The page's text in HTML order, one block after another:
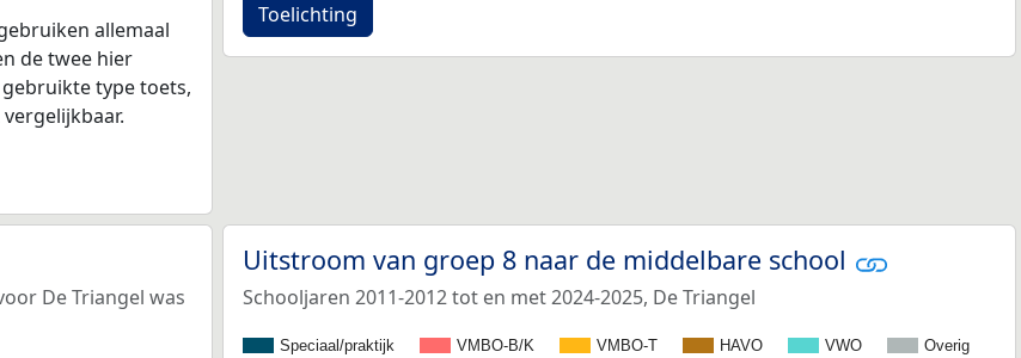
allemaal
de twee hier
type toets,
Toelichting
De Triangel was
Uitstroom van groep 8 naar de middelbare school
Schooljaren 2011-2012 tot en met 2024-2025, De Triangel
Speciaal/praktijk VMBO-B/K VMBO-T HAVO VWO Overig